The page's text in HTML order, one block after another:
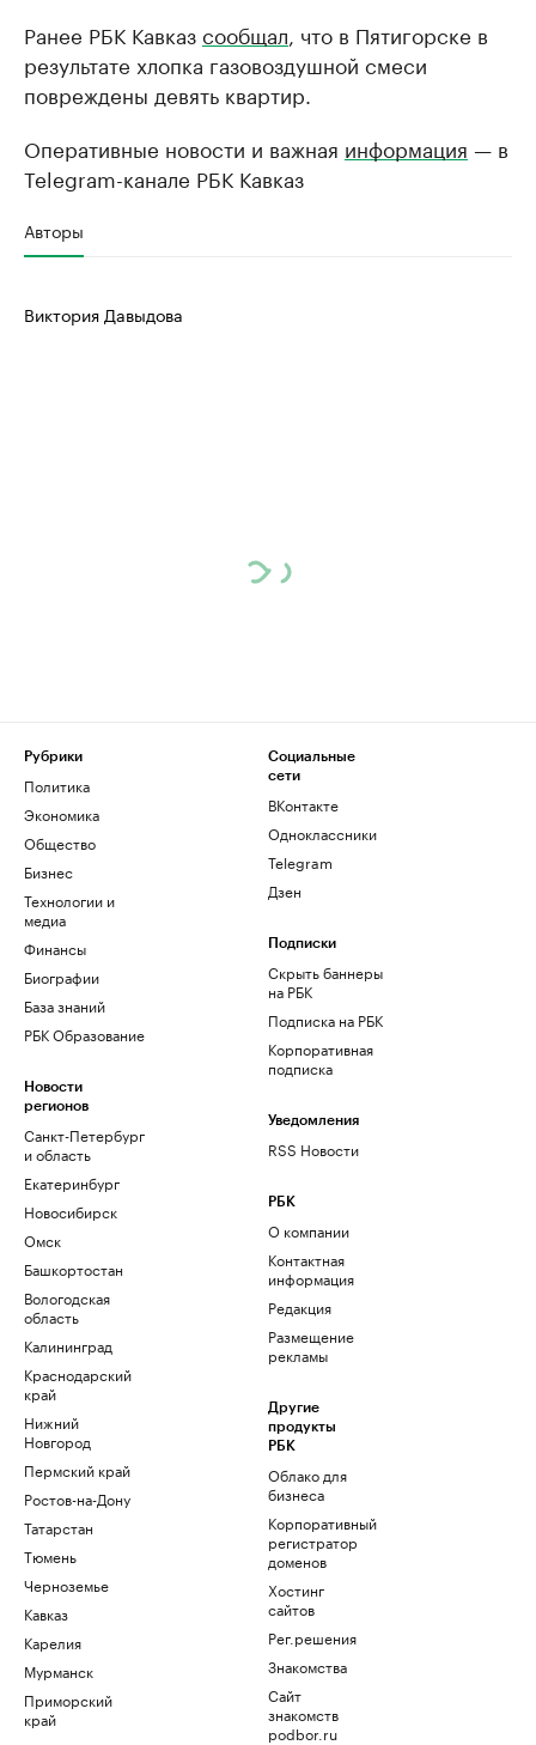
Ранее РБК Кавказсообщал , что в Пятигорске в
результате хлопка газовоздушной смеси
повреждены девять квартир.
Оперативные новости и важная информация — в
Telegram-канале РБК Кавказ
Авторы
Виктория Давыдова
Рубрики
Политика
Экономика
Общество
Бизнес
Технологии и
медиа
Финансы
Биографии
База знаний
РБК Образование
Новости
регионов
Санкт-Петербург
и область
Екатеринбург
Новосибирск
Омск
Башкортостан
Вологодская
область
Калининград
Краснодарский
край
Нижний
Новгород
Пермский край
Ростов-на-Дону
Татарстан
Тюмень
Черноземье
Кавказ
Карелия
Мурманск
Приморский
край
Социальные
сети
ВКонтакте
Одноклассники
Telegram
Дзен
Подписки
Скрыть баннеры
на РБК
Подписка на РБК
Корпоративная
подписка
Уведомления
RSS Новости
РБК
О компании
Контактная
информация
Редакция
Размещение
рекламы
Другие
продукты
РБК
Облако для
бизнеса
Корпоративный
регистратор
доменов
Хостинг
сайтов
Рег.решения
Знакомства
Сайт
знакомств
podbor.ru